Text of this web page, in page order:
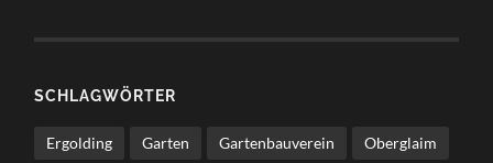
SCHLAGWÖRTER
Ergolding Garten Gartenbauverein Oberglaim